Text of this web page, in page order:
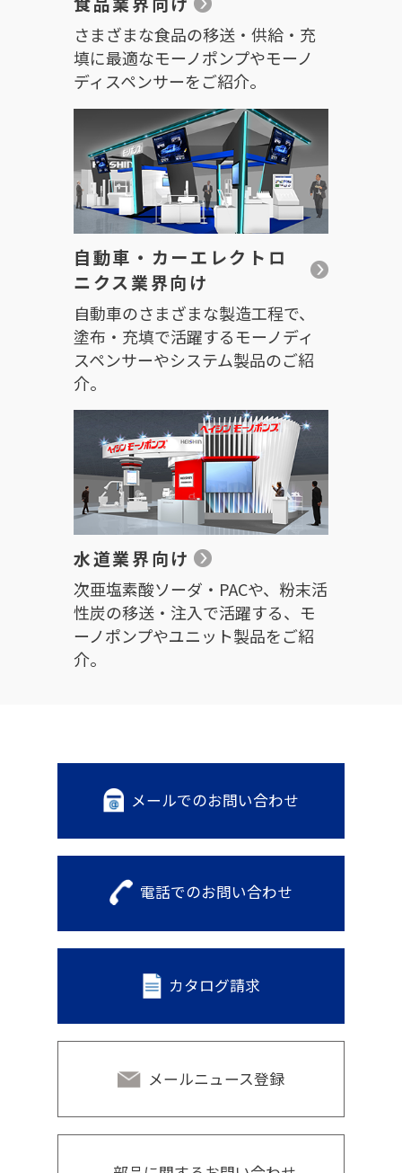
さまざまな食品の移送・供給・充
填に最適なモーノポンプやモーノ
ディスペンサーをご紹介。
自動車・カーエレクトロ
ニクス業界向け
自動車のさまざまな製造工程で、
塗布・充填で活躍するモーノディ
スペンサーやシステム製品のご紹
介。
水道業界向け
次亜塩素酸ソーダ・PACや、粉末活
性炭の移送・注入で活躍する、モ
ーノポンプやユニット製品をご紹
介。
メールでのお問い合わせ
電話でのお問い合わせ
カタログ請求
メールニュース登録